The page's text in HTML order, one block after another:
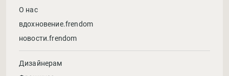
О нас
вдохновение.frendom
новости.frendom
Дизайнерам